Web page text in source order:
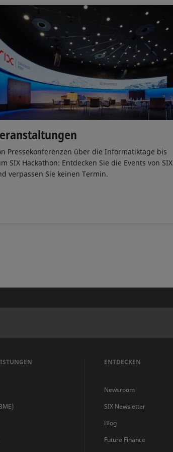
Pressekonferenzen über die Informatiktage bis
SIX Hackathon: Entdecken Sie die Events von SIX
verpassen Sie keinen Termin.
ENTDECKEN
Newsroom
SIX Newsletter
Blog
Future Finance